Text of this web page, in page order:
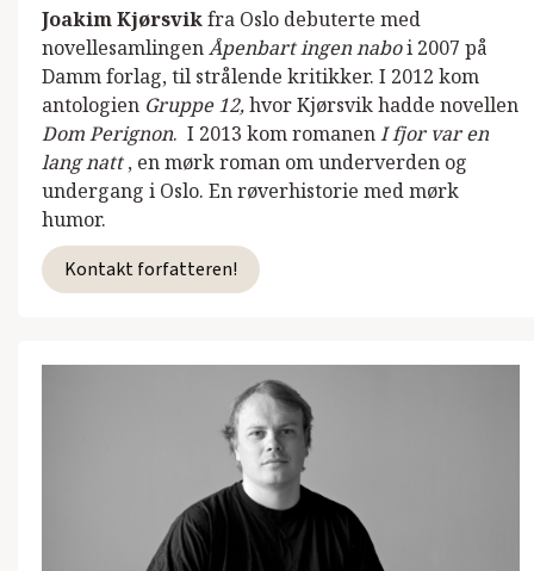
Joakim Kjørsvikfra Oslo debuterte med
novellesamlingenÅpenbart ingen naboi 2007 på
Damm forlag, til strålende kritikker. I 2012 kom
antologien Gruppe 12,hvor Kjørsvik hadde novellen
Dom Perignon. I 2013 kom romanenI fjor var en
lang natt, en mørk roman om underverden og
undergang i Oslo. En røverhistorie med mørk
humor.
Kontakt forfatteren!